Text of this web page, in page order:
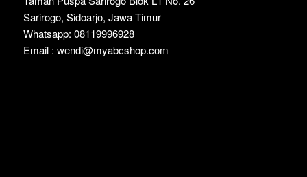
Sarirogo, Sidoarjo, Jawa Timur
Whatsapp: 08119996928
Email : wendi@myabcshop.com